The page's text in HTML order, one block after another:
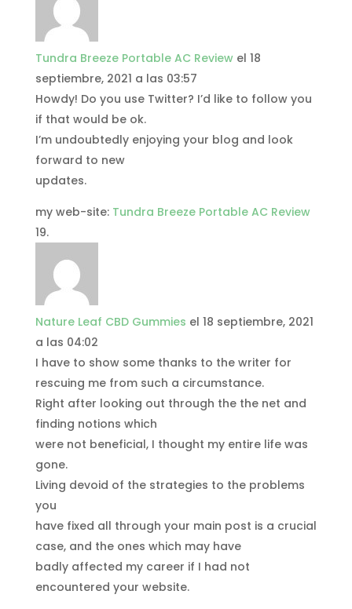
Tundra Breeze Portable AC Review el 18
septiembre, 2021 a las 03:57
Howdy! Do you use Twitter? I’d like to follow you
if that would be ok.
I’m undoubtedly enjoying your blog and look
forward to new
updates.
my web-site: Tundra Breeze Portable AC Review
Nature Leaf CBD Gummies el 18 septiembre, 2021
a las 04:02
I have to show some thanks to the writer for
rescuing me from such a circumstance.
Right after looking out through the the net and
finding notions which
were not beneficial, I thought my entire life was
gone.
Living devoid of the strategies to the problems
you
have fixed all through your main post is a crucial
case, and the ones which may have
badly affected my career if I had not
encountered your website.